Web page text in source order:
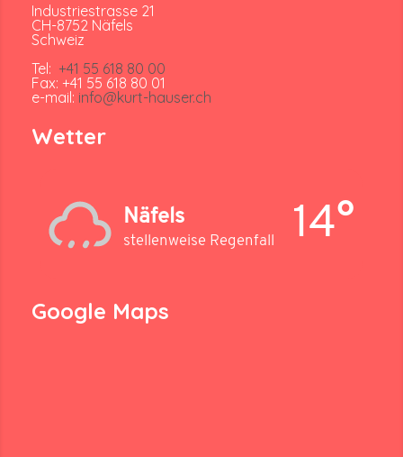
Industriestrasse 21
CH-8752 Näfels
Schweiz
Tel: +41 55 618 80 00
Fax: +41 55 618 80 01
e-mail: info@kurt-hauser.ch
Wetter
Näfels
stellenweise Regenfall 14°
Google Maps